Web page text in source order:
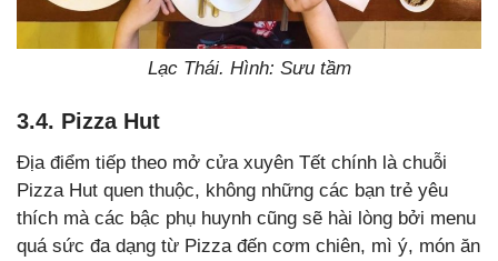
Lạc Thái. Hình: Sưu tầm
3.4. Pizza Hut
Địa điểm tiếp theo mở cửa xuyên Tết chính là chuỗi
Pizza Hut quen thuộc, không những các bạn trẻ yêu
thích mà các bậc phụ huynh cũng sẽ hài lòng bởi menu
quá sức đa dạng từ Pizza đến cơm chiên, mì ý, món ăn